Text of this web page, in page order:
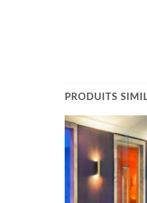
PRODUITS